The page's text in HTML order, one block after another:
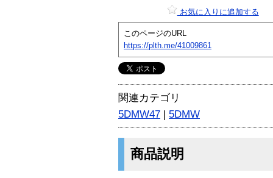
お気に入りに追加する
このページのURL
https://plth.me/41009861
関連カテゴリ
5DMW47 | 5DMW
商品説明